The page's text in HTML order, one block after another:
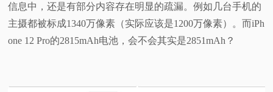
信息中，还是有部分内容存在明显的疏漏。例如几台手机的
主摄都被标成1340万像素（实际应该是1200万像素）。而iPh
one 12 Pro的2815mAh电池，会不会其实是2851mAh？